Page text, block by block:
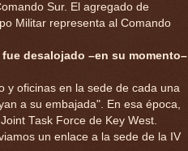
Sur. El agregado de
Militar representa al Comando
desalojado –en su momento–
y oficinas en la sede de cada una
a su embajada". En esa época,
Task Force de Key West.
un enlace a la sede de la IV